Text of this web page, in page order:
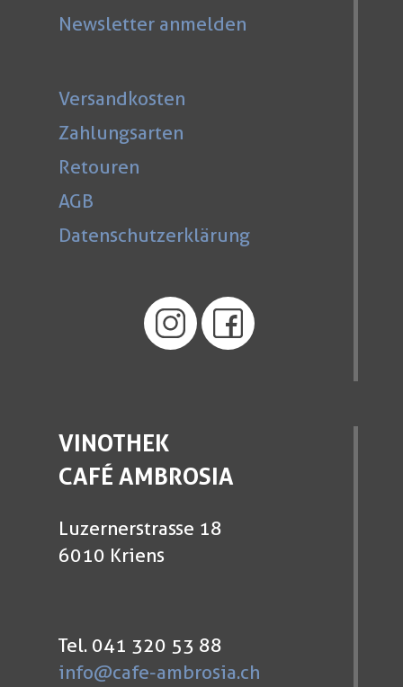
Newsletter anmelden
Versandkosten
Zahlungsarten
Retouren
AGB
Datenschutzerklärung
VINOTHEK
CAFÉ AMBROSIA
Luzernerstrasse 18
6010 Kriens
Tel. 041 320 53 88
info@cafe-ambrosia.ch